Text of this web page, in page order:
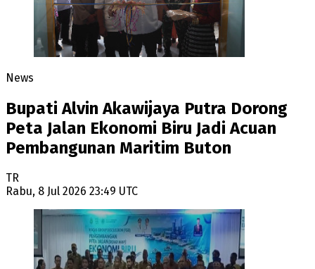
News
Bupati Alvin Akawijaya Putra Dorong
Peta Jalan Ekonomi Biru Jadi Acuan
Pembangunan Maritim Buton
TR
Rabu, 8 Jul 2026 23:49 UTC